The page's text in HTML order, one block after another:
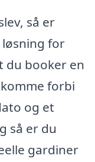
så er
for
du booker en
forbi
og et
så er du
gardiner